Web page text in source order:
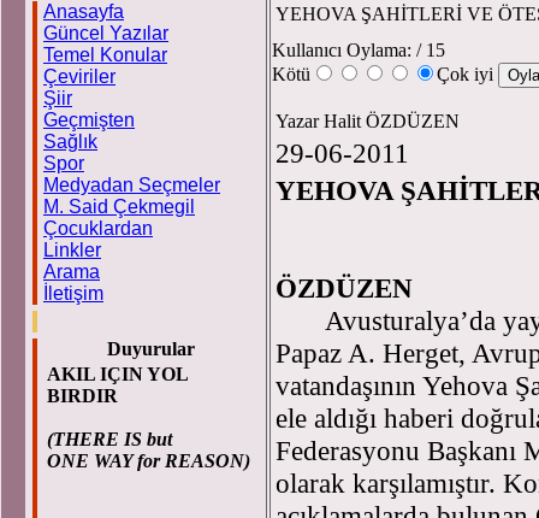
Anasayfa
Güncel Yazılar
Temel Konular
Çeviriler
Şiir
Geçmişten
Sağlık
Spor
Medyadan Seçmeler
M. Said Çekmegil
Çocuklardan
Linkler
Arama
İletişim
Duyurular
AKIL IÇIN YOL
BIRDIR
(THERE IS but
ONE WAY for REASON)
YEHOVA ŞAHİTLERİ VE
Kullanıcı Oylama: / 15
Kötü
Çok iyi
Yazar Halit ÖZDÜZEN
29-06-2011
YEHOVA
ÖZDÜZEN
Avusturalya’da
Papaz A. Herget,
vatandaşının Yehova
ele aldığı haberi
Federasyonu Başkanı
olarak karşılamıştır.